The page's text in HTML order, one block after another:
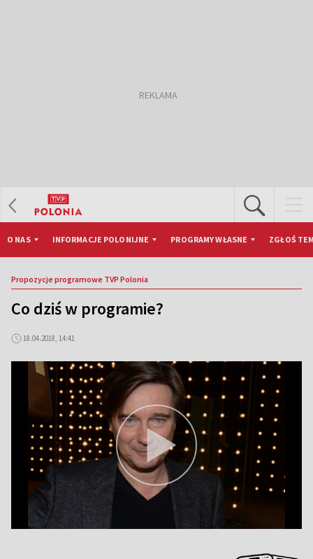
O NAS INFORMACJE POLONIJNE PROGRAMY WŁASNE ZGŁOŚ
Propozycje programowe TVP Polonia
Co dziś w programie?
18.04.2018, 14:41